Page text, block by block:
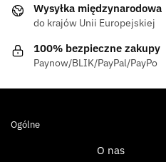
Wysyłka międzynarodowa
do krajów Unii Europejskiej
100% bezpieczne zakupy
Paynow/BLIK/PayPal/PayPo
Ogólne
O nas